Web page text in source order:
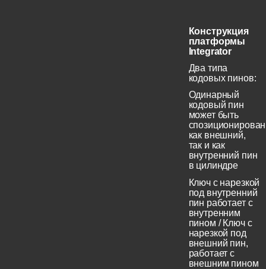
Конструкция
платформы
Integrator
Два типа
кодовых пинов:
Одинарный
кодовый пин
может быть
спозиционирован
как внешний,
так и как
внутренний пин
в цилиндре
Ключ с нарезкой
под внутренний
пин работает с
внутренним
пином / Ключ с
нарезкой под
внешний пин,
работает с
внешним пином